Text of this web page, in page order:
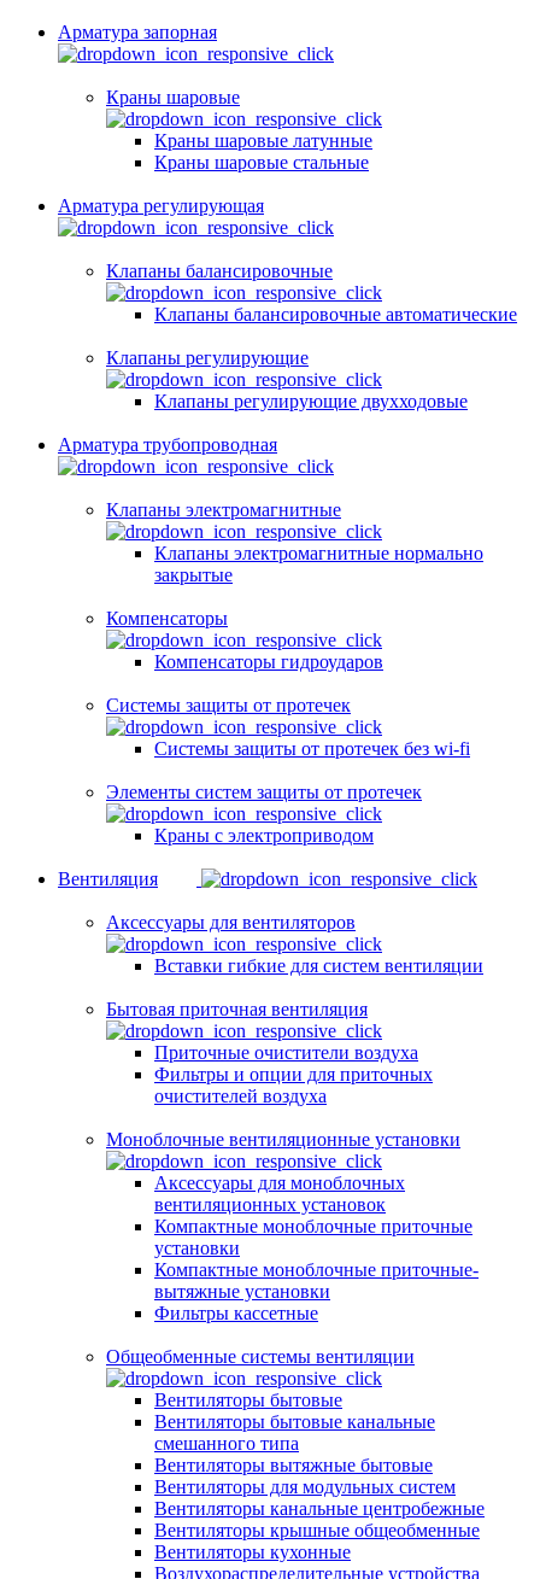
Арматура запорная
Краны шаровые
Краны шаровые латунные
Краны шаровые стальные
Арматура регулирующая
Клапаны балансировочные
Клапаны балансировочные автоматические
Клапаны регулирующие
Клапаны регулирующие двухходовые
Арматура трубопроводная
Клапаны электромагнитные
Клапаны электромагнитные нормально
закрытые
Компенсаторы
Компенсаторы гидроударов
Системы защиты от протечек
Системы защиты от протечек без wi-fi
Элементы систем защиты от протечек
Краны с электроприводом
Вентиляция
Аксессуары для вентиляторов
Вставки гибкие для систем вентиляции
Бытовая приточная вентиляция
Приточные очистители воздуха
Фильтры и опции для приточных
очистителей воздуха
Моноблочные вентиляционные установки
Аксессуары для моноблочных
вентиляционных установок
Компактные моноблочные приточные
установки
Компактные моноблочные приточные-
вытяжные установки
Фильтры кассетные
Общеобменные системы вентиляции
Вентиляторы бытовые
Вентиляторы бытовые канальные
смешанного типа
Вентиляторы вытяжные бытовые
Вентиляторы для модульных систем
Вентиляторы канальные центробежные
Вентиляторы крышные общеобменные
Вентиляторы кухонные
Воздухораспределительные устройства